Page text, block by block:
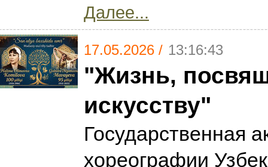
Далее...
17.05.2026 / 13:16:43
"Жизнь,
искусству"
Государственная
хореографии